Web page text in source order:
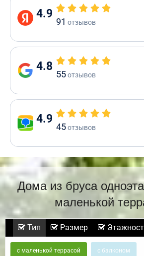
4.9
91 отзывов
4.8
55отзывов
4.9
45отзывов
Дома из бруса
маленькой
Тип Размер
с маленькой террасой с балконом